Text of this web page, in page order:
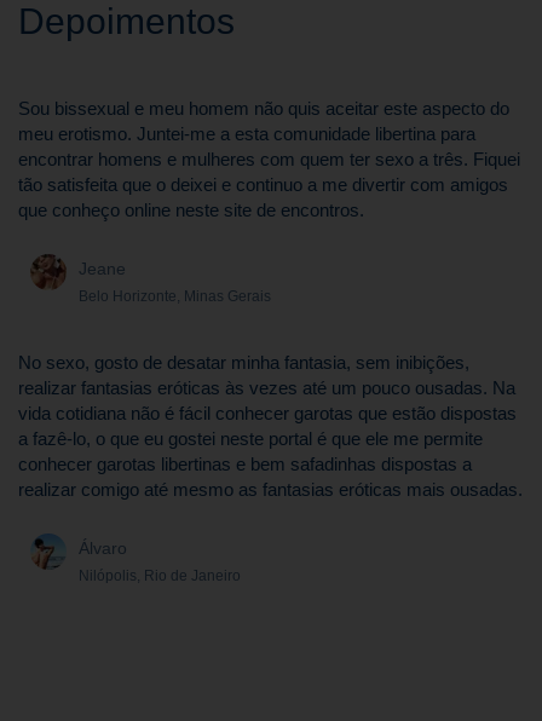
Depoimentos
Sou bissexual e meu homem não quis aceitar este aspecto do
meu erotismo. Juntei-me a esta comunidade libertina para
encontrar homens e mulheres com quem ter sexo a três. Fiquei
tão satisfeita que o deixei e continuo a me divertir com amigos
que conheço online neste site de encontros.
Jeane
Belo Horizonte, Minas Gerais
No sexo, gosto de desatar minha fantasia, sem inibições,
realizar fantasias eróticas às vezes até um pouco ousadas. Na
vida cotidiana não é fácil conhecer garotas que estão dispostas
a fazê-lo, o que eu gostei neste portal é que ele me permite
conhecer garotas libertinas e bem safadinhas dispostas a
realizar comigo até mesmo as fantasias eróticas mais ousadas.
Álvaro
Nilópolis, Rio de Janeiro